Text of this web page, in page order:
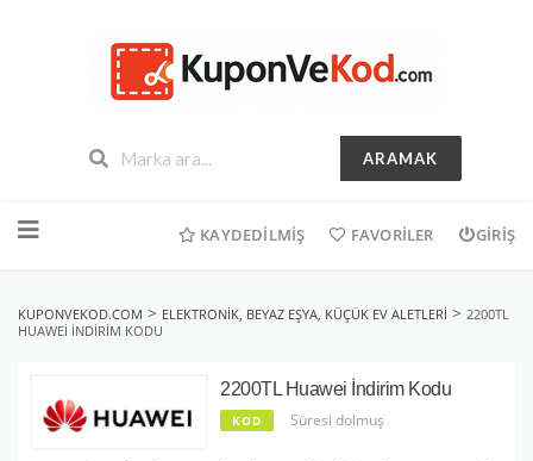
ARAMAK
geç
KAYDEDILMIŞ FAVORILER GIRIŞ
KUPONVEKOD.COM > ELEKTRONIK, BEYAZ EŞYA, KÜÇÜK EV ALETLERI > 2200TL
HUAWEI İNDIRIM KODU
2200TL Huawei İndirim Kodu
KOD Süresi dolmuş